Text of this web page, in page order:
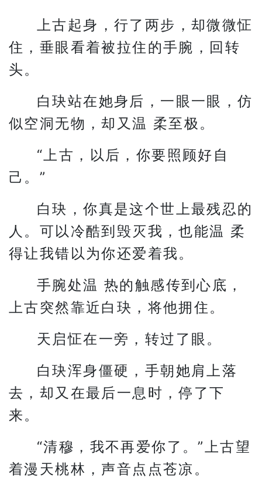
上古起身，行了两步，却微微怔
住，垂眼看着被拉住的手腕，回转
头。
白玦站在她身后，一眼一眼，仿
似空洞无物，却又温 柔至极。
“上古，以后，你要照顾好自
己。”
白玦，你真是这个世上最残忍的
人。可以冷酷到毁灭我，也能温 柔
得让我错以为你还爱着我。
手腕处温 热的触感传到心底，
上古突然靠近白玦，将他拥住。
天启怔在一旁，转过了眼。
白玦浑身僵硬，手朝她肩上落
去，却又在最后一息时，停了下
来。
“清穆，我不再爱你了。”上古望
着漫天桃林，声音点点苍凉。